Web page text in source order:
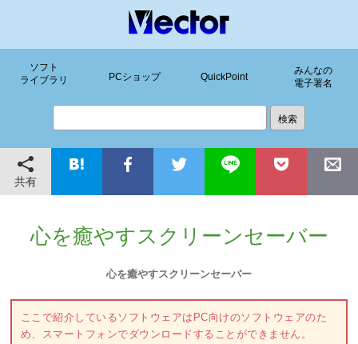
ソフト
ライブラリ
PCショップ QuickPoint
みんなの
電子署名
共有
心を癒やすスクリーンセーバー
心を癒やすスクリーンセーバー
ここで紹介しているソフトウェアはPC向けのソフトウェアのた
め、スマートフォンでダウンロードすることができません。